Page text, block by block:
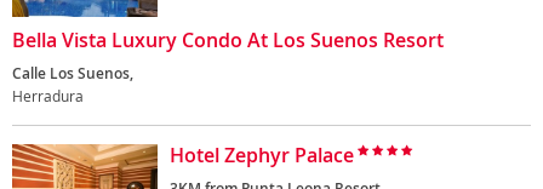
Bella Vista Luxury Condo At Los Suenos Resort
Calle Los Suenos,
Herradura
Hotel Zephyr Palace